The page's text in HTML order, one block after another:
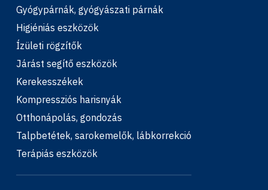
Gyógypárnák, gyógyászati párnák
Higiéniás eszközök
Ízületi rögzítők
Járást segítő eszközök
Kerekesszékek
Kompressziós harisnyák
Otthonápolás, gondozás
Talpbetétek, sarokemelők, lábkorrekció
Terápiás eszközök